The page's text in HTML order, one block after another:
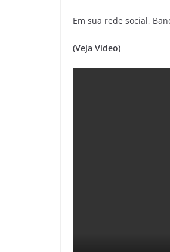
Em sua rede social,
(Veja Vídeo)